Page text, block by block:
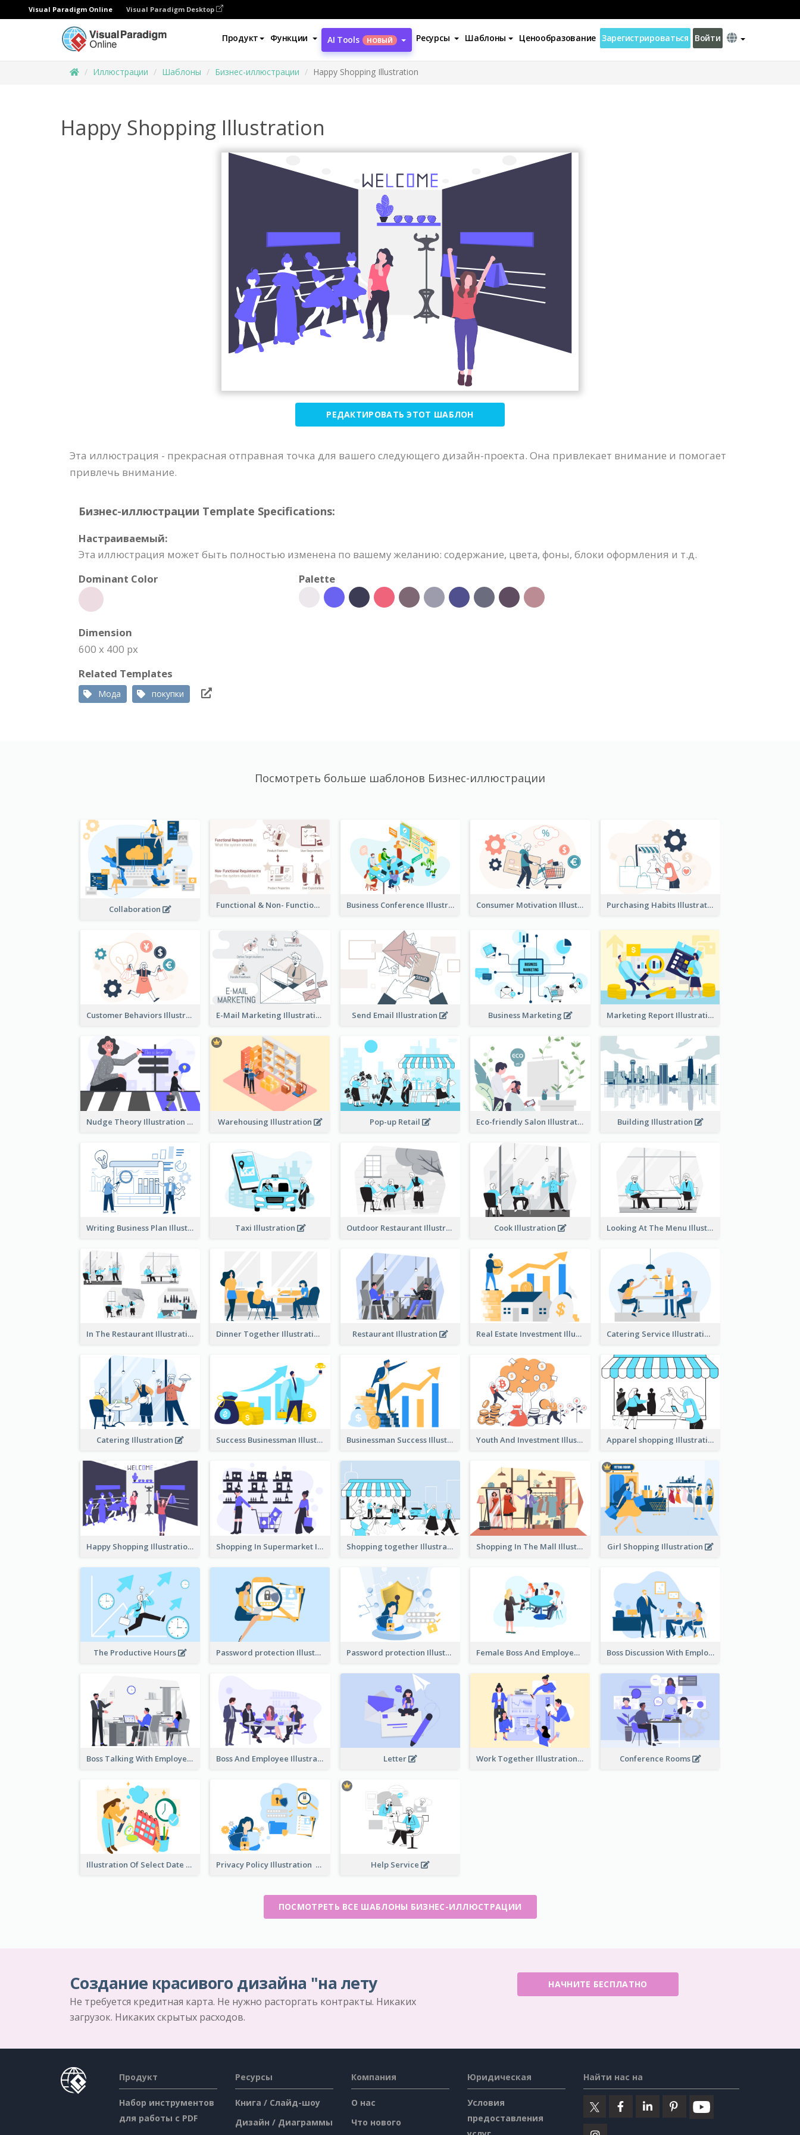
Visual Paradigm Online Visual Paradigm Desktop
Продукт Функции AI Tools НОВЫЙ Ресурсы Шаблоны Ценообразование Зарегистрироваться Войти
Иллюстрации Шаблоны Бизнес-иллюстрации Happy Shopping Illustration
Happy Shopping Illustration
РЕДАКТИРОВАТЬ ЭТОТ ШАБЛОН
Эта иллюстрация - прекрасная отправная точка для вашего следующего дизайн-проекта. Она привлекает внимание и помогает
привлечь внимание.
Бизнес-иллюстрации Template Specifications:
Настраиваемый:
Эта иллюстрация может быть полностью изменена по вашему желанию: содержание, цвета, фоны, блоки оформления и т.д.
Dominant Color
Palette
Dimension
600 x 400 px
Related Templates
Мода покупки
Посмотреть больше шаблонов Бизнес-иллюстрации
Collaboration Functional & Non- Functional Requirements Illustration Business Conference Illustration Consumer Motivation Illustration Purchasing Habits Illustration
Customer Behaviors Illustration E-Mail Marketing Illustration Send Email Illustration Business Marketing Marketing Report Illustration
Nudge Theory Illustration Warehousing Illustration Pop-up Retail Eco-friendly Salon Illustration Building Illustration
Writing Business Plan Illustration Taxi Illustration Outdoor Restaurant Illustration Cook Illustration Looking At The Menu Illustration
In The Restaurant Illustration Dinner Together Illustration Restaurant Illustration Real Estate Investment Illustration Catering Service Illustration
Catering Illustration Success Businessman Illustration Businessman Success Illustration Youth And Investment Illustration Apparel shopping Illustration
Happy Shopping Illustration Shopping In Supermarket Illustration Shopping together Illustration Shopping In The Mall Illustration Girl Shopping Illustration
The Productive Hours Password protection Illustration 2 Password protection Illustration Female Boss And Employee Illustration Boss Discussion With Employee Illustration
Boss Talking With Employee Illustration Boss And Employee Illustration Letter Work Together Illustration Conference Rooms
Illustration Of Select Date & Time Privacy Policy Illustration Help Service
ПОСМОТРЕТЬ ВСЕ ШАБЛОНЫ БИЗНЕС-ИЛЛЮСТРАЦИИ
Создание красивого дизайна "на лету
Не требуется кредитная карта. Не нужно расторгать контракты. Никаких
загрузок. Никаких скрытых расходов.
НАЧНИТЕ БЕСПЛАТНО
Продукт
Набор инструментов
для работы с PDF
Ресурсы
Книга / Слайд-шоу
Дизайн / Диаграммы
Компания
О нас
Что нового
Юридическая
Условия
предоставления
Найти нас на